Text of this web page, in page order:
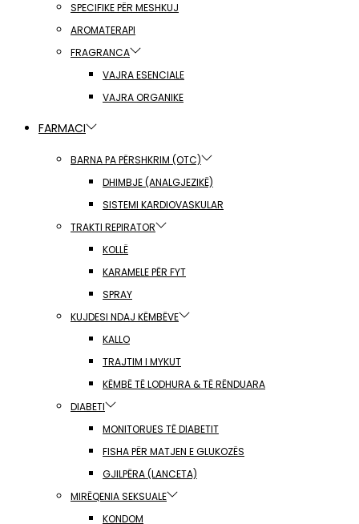
SPECIFIKE PËR MESHKUJ
AROMATERAPI
FRAGRANCA
VAJRA ESENCIALE
VAJRA ORGANIKE
FARMACI
BARNA PA PËRSHKRIM (OTC)
DHIMBJE (ANALGJEZIKË)
SISTEMI KARDIOVASKULAR
TRAKTI REPIRATOR
KOLLË
KARAMELE PËR FYT
SPRAY
KUJDESI NDAJ KËMBËVE
KALLO
TRAJTIM I MYKUT
KËMBË TË LODHURA & TË RËNDUARA
DIABETI
MONITORUES TË DIABETIT
FISHA PËR MATJEN E GLUKOZËS
GJILPËRA (LANCETA)
MIRËQENIA SEKSUALE
KONDOM